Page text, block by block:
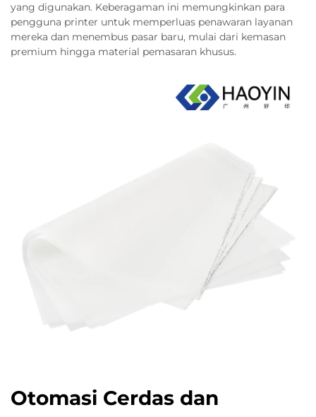
yang digunakan. Keberagaman ini memungkinkan para
pengguna printer untuk memperluas penawaran layanan
mereka dan menembus pasar baru, mulai dari kemasan
premium hingga material pemasaran khusus.
Otomasi Cerdas dan